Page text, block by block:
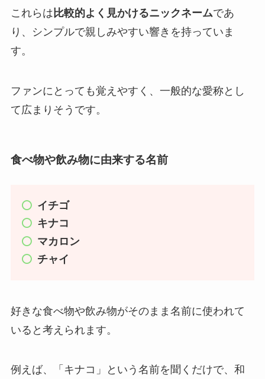
これらは 比較的よく見かけるニックネームであ
り、シンプルで親しみやすい響きを持っていま
す。
ファンにとっても覚えやすく、一般的な愛称とし
て広まりそうです。
食べ物や飲み物に由来する名前
イチゴ
キナコ
マカロン
チャイ
好きな食べ物や飲み物がそのまま名前に使われて
いると考えられます。
例えば、「キナコ」という名前を聞くだけで、和